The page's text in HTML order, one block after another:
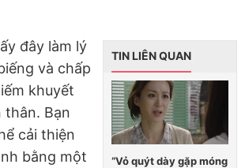
TIN LIÊN QUAN
“Vỏ quýt dày gặp móng
đây làm lý
và chấp
khuyết
thân. Bạn
cải thiện
bằng một